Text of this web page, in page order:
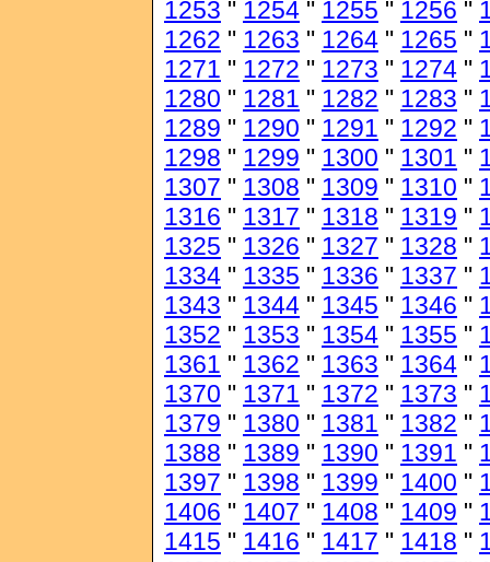
1253 " 1254 " 1255 " 1256 "
1262 " 1263 " 1264 " 1265 "
1271 " 1272 " 1273 " 1274 "
1280 " 1281 " 1282 " 1283 "
1289 " 1290 " 1291 " 1292 "
1298 " 1299 " 1300 " 1301 "
1307 " 1308 " 1309 " 1310 "
1316 " 1317 " 1318 " 1319 "
1325 " 1326 " 1327 " 1328 "
1334 " 1335 " 1336 " 1337 "
1343 " 1344 " 1345 " 1346 "
1352 " 1353 " 1354 " 1355 "
1361 " 1362 " 1363 " 1364 "
1370 " 1371 " 1372 " 1373 "
1379 " 1380 " 1381 " 1382 "
1388 " 1389 " 1390 " 1391 "
1397 " 1398 " 1399 " 1400 "
1406 " 1407 " 1408 " 1409 "
1415 " 1416 " 1417 " 1418 "